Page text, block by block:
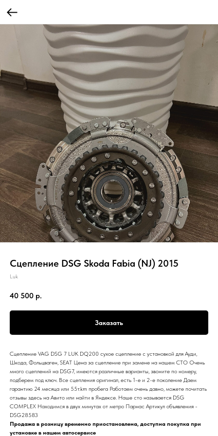
Сцепление DSG Skoda Fabia (NJ) 2015
Luk
40 500 р.
Заказать
Сцепление VAG DSG 7 LUK DQ200 сухое сцепление с установкой для Ауди,
Шкода, Фольцваген, SEAT Цена за сцепление при замене на нашем СТО Очень
много сцеплений на DSG7, имеются различные варианты, звоните по номеру,
подберем под ключ. Все сцепления оригинал, есть 1-е и 2-е поколение Даем
гарантию 24 месяца или 55т.km пробега Работаем очень давно, можете почитать
отзывы здесь на Авито или найти в Яндексе. Наше сто называется DSG
COMPLEX Находимся в двух минутах от метро Парнас Артикул объявления -
DSG28583
Продажа в розницу временно приостановлена, доступна покупка при
установке в нашем автосервисе